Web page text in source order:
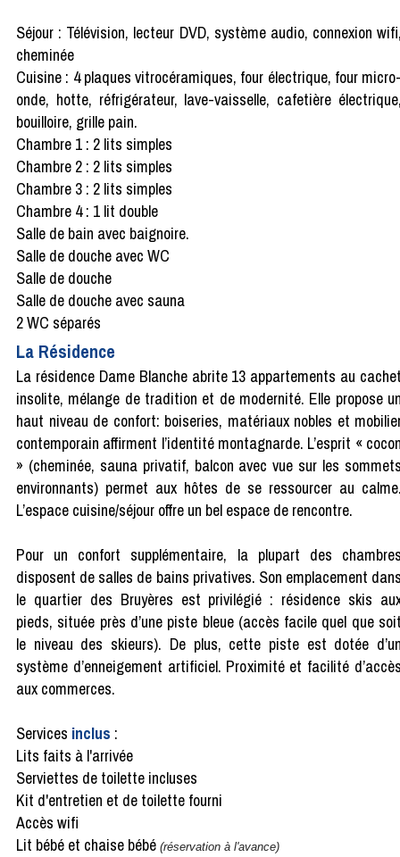
Séjour : Télévision, lecteur DVD, système audio, connexion
cheminée
Cuisine : 4 plaques vitrocéramiques, four électrique, four
onde, hotte, réfrigérateur, lave-vaisselle, cafetière
bouilloire, grille pain.
Chambre 1 : 2 lits simples
Chambre 2 : 2 lits simples
Chambre 3 : 2 lits simples
Chambre 4 : 1 lit double
Salle de bain avec baignoire.
Salle de douche avec WC
Salle de douche
Salle de douche avec sauna
2 WC séparés
La Résidence
La résidence Dame Blanche abrite 13 appartements au
insolite, mélange de tradition et de modernité. Elle propose
haut niveau de confort: boiseries, matériaux nobles et
contemporain affirment l’identité montagnarde. L’esprit «
» (cheminée, sauna privatif, balcon avec vue sur les
environnants) permet aux hôtes de se ressourcer au
L’espace cuisine/séjour offre un bel espace de rencontre.
Pour un confort supplémentaire, la plupart des
disposent de salles de bains privatives. Son emplacement
le quartier des Bruyères est privilégié : résidence skis
pieds, située près d’une piste bleue (accès facile quel que
le niveau des skieurs). De plus, cette piste est dotée
système d’enneigement artificiel. Proximité et facilité
aux commerces.
Services inclus :
Lits faits à l'arrivée
Serviettes de toilette incluses
Kit d'entretien et de toilette fourni
Accès wifi
Lit bébé et chaise bébé (réservation à l'avance)